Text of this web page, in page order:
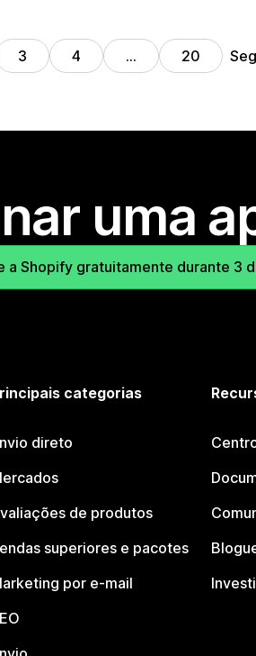
3 4 … 20
uma
a Shopify gratuitamente durante 3
categorias
direto
de produtos
superiores e pacotes
por e-mail